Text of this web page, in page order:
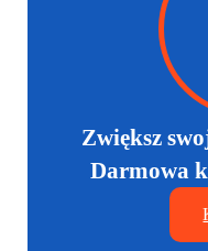
Zwiększ
Darmowa